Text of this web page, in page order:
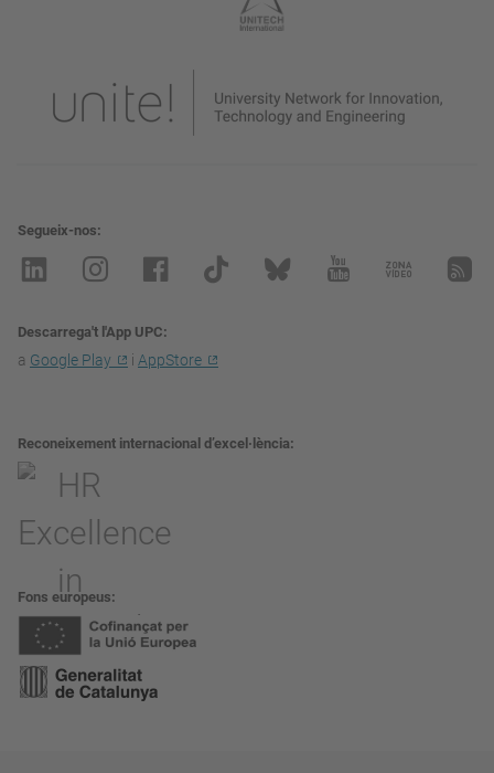
Segueix-nos
Descarrega't l'App UPC
a Google Play i AppStore
Reconeixement internacional d’excel·lència
Fons europeus